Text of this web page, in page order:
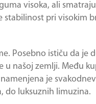
visoka, ali
stabilinost pri visokim
Posebno ističu da je
u našoj zemlji. Među
je
do luksuznih limuzina.